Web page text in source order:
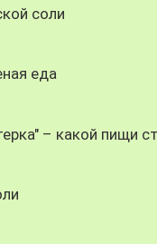
соли
еда
– какой пищи